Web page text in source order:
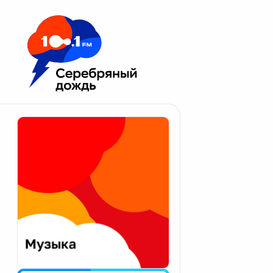
Москва 100.1 FM
Апатиты
Екатеринбург
Калининград
Калуга